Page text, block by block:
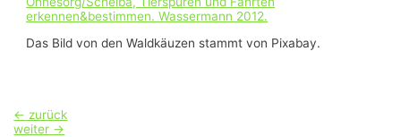
erkennen&bestimmen. Wassermann 2012.
Das Bild von den Waldkäuzen stammt von Pixabay.
Beitragsnavigation
← zurück
weiter →